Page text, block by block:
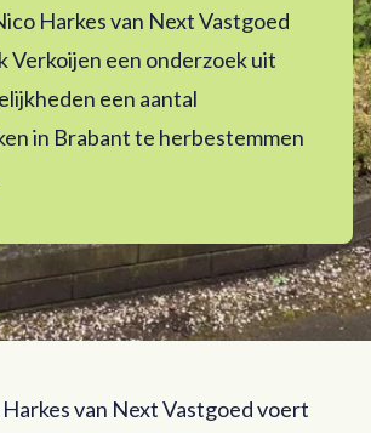
Harkes van Next Vastgoed
Verkoijen een onderzoek uit
een aantal
in Brabant te herbestemmen
van Next Vastgoed voert